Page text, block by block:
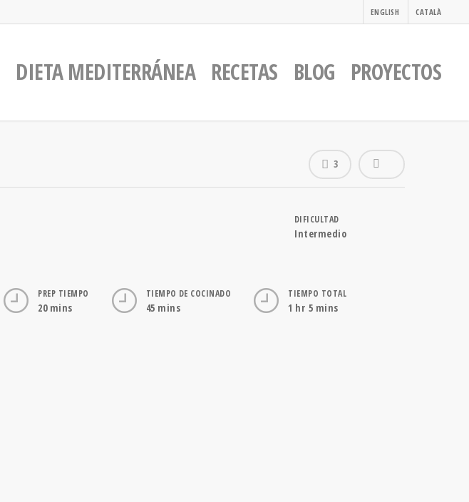
ENGLISH CATALÀ
DIETA MEDITERRÁNEA RECETAS BLOG PROYECTOS
3
DIFICULTAD
Intermedio
PREP TIEMPO
20 mins
TIEMPO DE COCINADO
45 mins
TIEMPO TOTAL
1 hr 5 mins